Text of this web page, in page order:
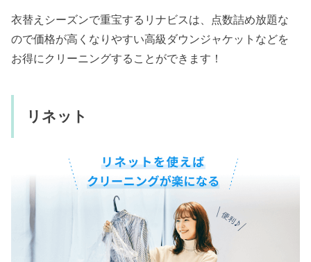
衣替えシーズンで重宝するリナビスは、点数詰め放題な
ので価格が高くなりやすい高級ダウンジャケットなどを
お得にクリーニングすることができます！
リネット